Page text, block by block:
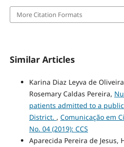
More Citation Formats
Similar Articles
Karina Diaz Leyva de
Rosemary Caldas Pereira,
patients admitted to a
District. , Comunicação em
No. 04 (2019): CCS
Aparecida Pereira de Jesus,